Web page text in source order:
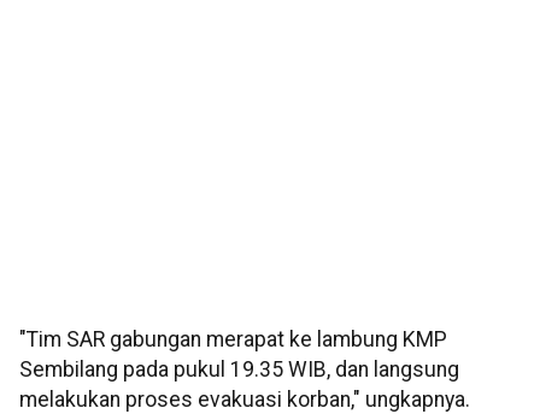
"Tim SAR gabungan merapat ke lambung KMP
Sembilang pada pukul 19.35 WIB, dan langsung
melakukan proses evakuasi korban," ungkapnya.